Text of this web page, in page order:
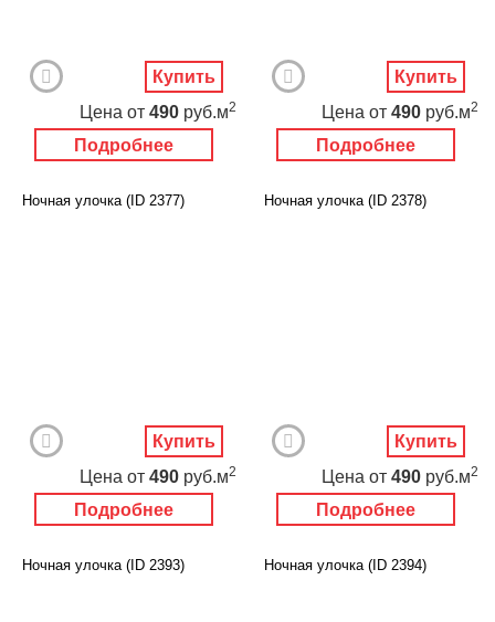
Подробнее
Цена от 490 руб.м2
Купить
Подробнее
Цена от 490 руб.м2
Купить
Ночная улочка (ID 2377)
Подробнее
Цена от 490 руб.м2
Купить
Ночная улочка (ID 2378)
Подробнее
Цена от 490 руб.м2
Купить
Ночная улочка (ID 2393) Ночная улочка (ID 2394)